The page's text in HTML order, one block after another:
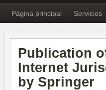
Página principal Servicios
Publication
Internet
by Springer